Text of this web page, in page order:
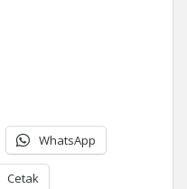
WhatsApp
Cetak